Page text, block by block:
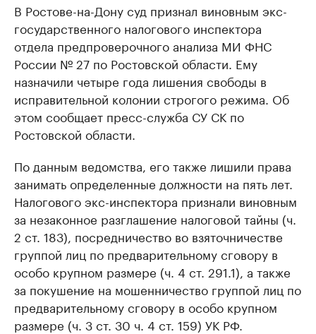
В Ростове-на-Дону суд признал виновным экс-
государственного налогового инспектора
отдела предпроверочного анализа МИ ФНС
России № 27 по Ростовской области. Ему
назначили четыре года лишения свободы в
исправительной колонии строгого режима. Об
этом сообщает пресс-служба СУ СК по
Ростовской области.
По данным ведомства, его также лишили права
занимать определенные должности на пять лет.
Налогового экс-инспектора признали виновным
за незаконное разглашение налоговой тайны (ч.
2 ст. 183), посредничество во взяточничестве
группой лиц по предварительному сговору в
особо крупном размере (ч. 4 ст. 291.1), а также
за покушение на мошенничество группой лиц по
предварительному сговору в особо крупном
размере (ч. 3 ст. 30 ч. 4 ст. 159) УК РФ.